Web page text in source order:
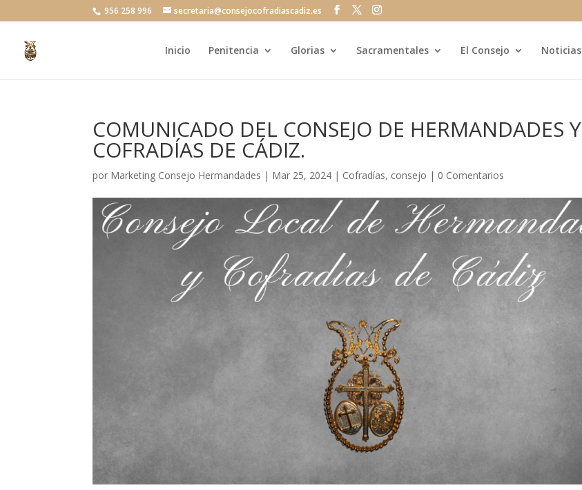
956 258 996 secretaria@consejocofradiascadiz.es
Inicio Penitencia Glorias Sacramentales El Consejo Noticias
COMUNICADO DEL CONSEJO DE HERMANDADES Y
COFRADÍAS DE CÁDIZ.
por Marketing Consejo Hermandades | Mar 25, 2024 | Cofradías, consejo | 0 Comentarios